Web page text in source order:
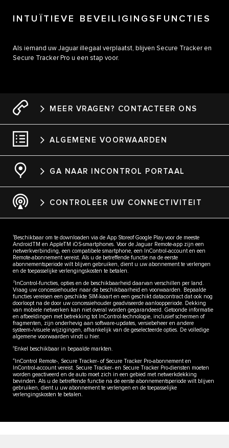
INTUÏTIEVE BEVEILIGINGSFUNCTIES
Als iemand uw Jaguar illegaal verplaatst, blijven Secure Tracker en
Secure Tracker Pro u een stap voor.
MEER VRAGEN? CONTACTEER ONS
ALGEMENE VOORWAARDEN
GA NAAR INCONTROL PORTAAL
CONTROLEER UW CONNECTIVITEIT
1 Beschikbaar om te downloaden via de App Storeof Google Play voor de meeste
AndroidTM en AppleTM iOS-smartphones. Voor de Jaguar Remote-app zijn een
netwerkverbinding, een compatibele smartphone, een InControl-account en een
Remote-abonnement vereist. Als u de betreffende functie na de eerste
abonnementsperiode wilt blijven gebruiken, dient u uw abonnement te verlengen
en de toepasselijke verlengingskosten te betalen.
2
InControl-functies, opties en de beschikbaarheid daarvan verschillen per land.
Vraag uw concessiehouder naar de beschikbaarheid en voorwaarden. Bepaalde
functies vereisen een geschikte SIM-kaart en een geschikt datacontract dat ook nog
doorloopt na de door uw concessiehouder geadviseerde aanloopperiode. Dekking
van mobiele netwerken kan niet overal worden gegarandeerd. Getoonde informatie
en afbeeldingen met betrekking tot InControl-technologie, inclusief schermen of
fragmenten, zijn onderhevig aan software-updates, versiebeheer en andere
systeem-/visuele wijzigingen, afhankelijk van de geselecteerde opties. De volledige
algemene voorwaarden vindt u hier.
3 Enkel beschikbaar in bepaalde markten.
4
InControl Remote-, Secure Tracker- of Secure Tracker Pro-abonnement en
InControl-account vereist. Secure Tracker- en Secure Tracker Pro-diensten moeten
worden geactiveerd en de auto moet zich in een gebied met netwerkdekking
bevinden. Als u de betreffende functie na de eerste abonnementsperiode wilt blijven
gebruiken, dient u uw abonnement te verlengen en de toepasselijke
verlengingskosten te betalen.